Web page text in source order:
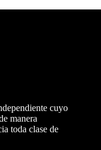
cuyo
manera
toda clase de